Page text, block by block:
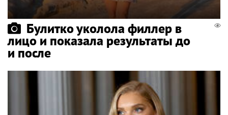
Булитко уколола филлер в
лицо и показала результаты до
и после